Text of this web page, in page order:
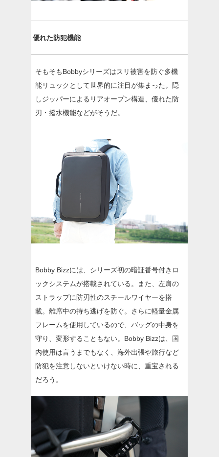
優れた防犯機能
そもそもBobbyシリーズはスリ被害を防ぐ多機
能リュックとして世界的に注目が集まった。隠
しジッパーによるリアオープン構造、優れた防
刃・撥水機能などがそうだ。
Bobby Bizzには、シリーズ初の暗証番号付きロ
ックシステムが搭載されている。また、左肩の
ストラップに防刃性のスチールワイヤーを搭
載。離席中の持ち逃げを防ぐ。さらに軽量金属
フレームを使用しているので、バッグの中身を
守り、変形することもない。Bobby Bizzは、国
内使用は言うまでもなく、海外出張や旅行など
防犯を注意しないといけない時に、重宝される
だろう。